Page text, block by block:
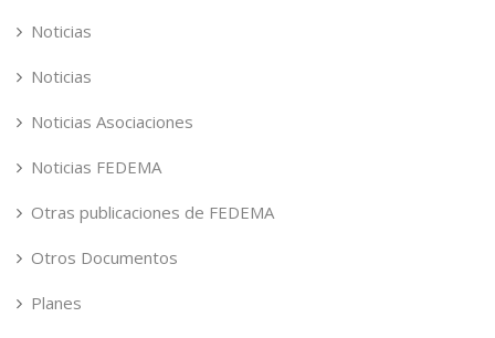
Noticias
Noticias
Noticias Asociaciones
Noticias FEDEMA
Otras publicaciones de FEDEMA
Otros Documentos
Planes